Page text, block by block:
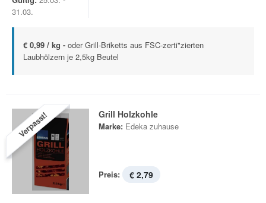
31.03.
€ 0,99 / kg - oder Grill-Briketts aus FSC-zerti"zierten
Laubhölzern je 2,5kg Beutel
Verpasst! Grill Holzkohle
Marke: Edeka zuhause
Preis: € 2,79